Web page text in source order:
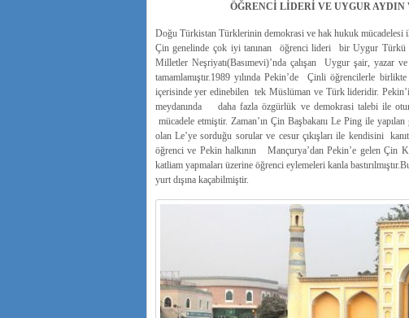
ÖĞRENCİ LİDERİ VE UYGUR
Doğu Türkistan Türklerinin demokrasi ve hak hukuk
Çin genelinde çok iyi tanınan öğrenci lideri bir Uygur
Milletler Neşriyatı(Basımevi)’nda çalışan Uygur şair, yazar
tamamlamıştır.1989 yılında Pekin’de Çinli öğrencilerle
içerisinde yer edinebilen tek Müslüman ve Türk lideridir.
meydanında daha fazla özgürlük ve demokrasi talebi ile
mücadele etmiştir. Zaman’ın Çin Başbakanı Le Ping ile
olan Le’ye sorduğu sorular ve cesur çıkışları ile kendisini
öğrenci ve Pekin halkının Mançurya’dan Pekin’e gelen
katliam yapmaları üzerine öğrenci eylemeleri kanla
yurt dışına kaçabilmiştir.